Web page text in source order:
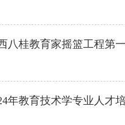
桂教育家摇篮工程第
年教育技术学专业人才